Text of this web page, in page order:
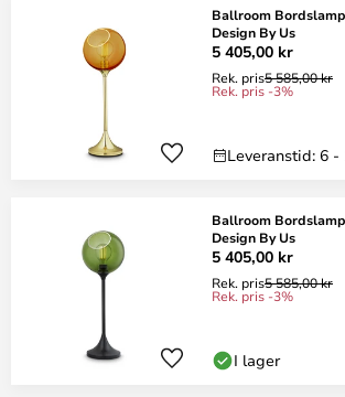
Ballroom
Design By Us
5 405,00 kr
Rek. pris5 585,00 kr
Rek. pris -3%
Leveranstid: 6
Ballroom
Design By Us
5 405,00 kr
Rek. pris5 585,00 kr
Rek. pris -3%
I lager